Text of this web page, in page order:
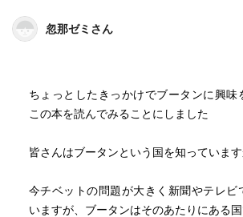
著者も述べているヒューマニズム――
ューマニズム――、これを指針にしてい
ではないか。
本としてはブータン賛美がやや鼻につく
忽那ゼミさん
ちょっとしたきっかけでブータンに興味
この本を読んでみることにしました
皆さんはブータンという国を知っています
今チベットの問題が大きく新聞やテレビ
いますが、ブータンはそのあたりにある